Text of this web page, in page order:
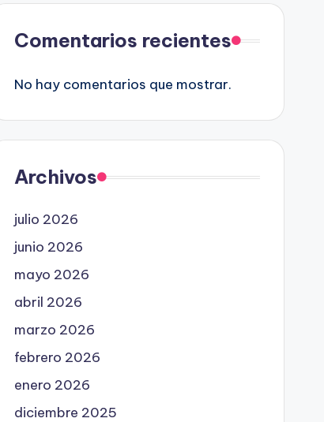
Comentarios recientes
No hay comentarios que mostrar.
Archivos
julio 2026
junio 2026
mayo 2026
abril 2026
marzo 2026
febrero 2026
enero 2026
diciembre 2025